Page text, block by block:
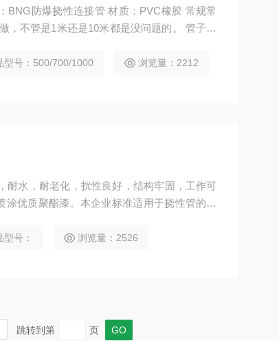
BNG防爆挠性连接管 材质：PVC橡胶 常规常
，不管是1米还是10米都是没问题的。 管子螺
型号：500/700/1000 浏览量：2212
耐水，耐老化，扰性良好，结构牢固，工作可
优质聚酯漆。本企业标准适用于挠性管的设
型号： 浏览量：2526
跳转到第 页